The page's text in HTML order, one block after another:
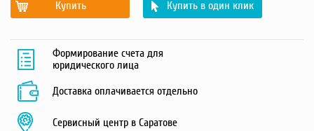
Купить Купить в один клик
Формирование счета для
юридического лица
Доставка оплачивается отдельно
Сервисный центр в Саратове